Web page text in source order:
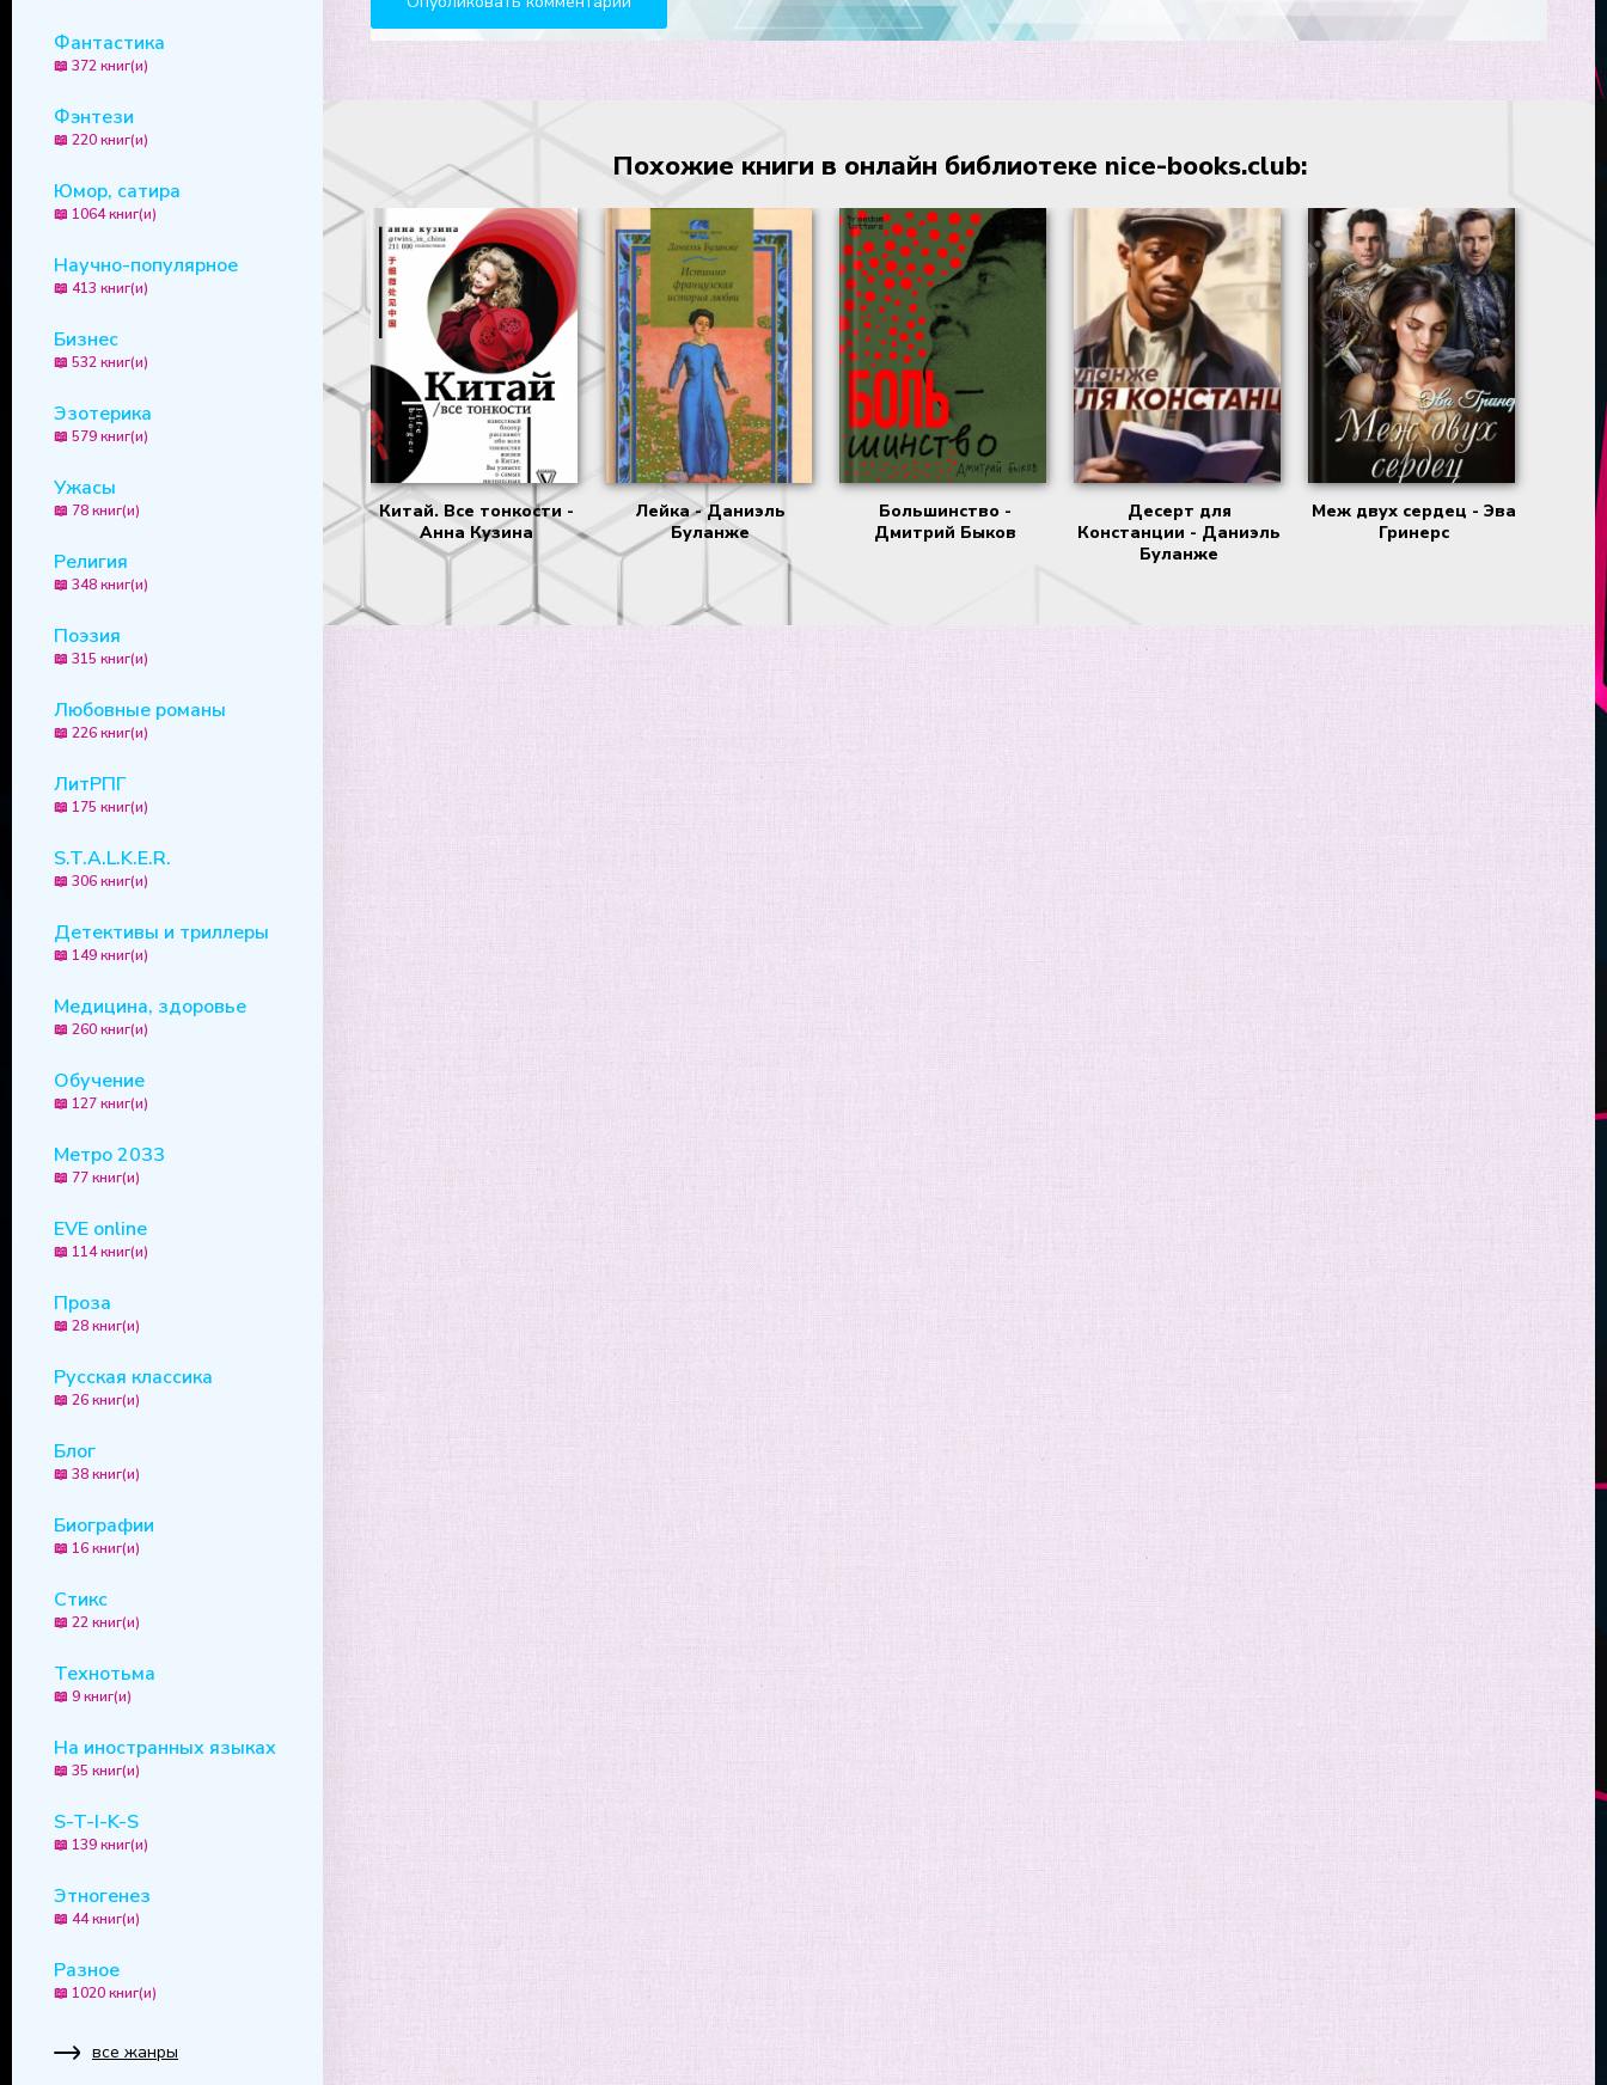
Фантастика
📖 372 книг(и)
Фэнтези
📖 220 книг(и)
Юмор, сатира
📖 1064 книг(и)
Научно-популярное
📖 413 книг(и)
Бизнес
📖 532 книг(и)
Эзотерика
📖 579 книг(и)
Ужасы
📖 78 книг(и)
Религия
📖 348 книг(и)
Поэзия
📖 315 книг(и)
Любовные романы
📖 226 книг(и)
ЛитРПГ
📖 175 книг(и)
S.T.A.L.K.E.R.
📖 306 книг(и)
Детективы и триллеры
📖 149 книг(и)
Медицина, здоровье
📖 260 книг(и)
Обучение
📖 127 книг(и)
Метро 2033
📖 77 книг(и)
EVE online
📖 114 книг(и)
Проза
📖 28 книг(и)
Русская классика
📖 26 книг(и)
Блог
📖 38 книг(и)
Биографии
📖 16 книг(и)
Стикс
📖 22 книг(и)
Технотьма
📖 9 книг(и)
На иностранных языках
📖 35 книг(и)
S-T-I-K-S
📖 139 книг(и)
Этногенез
📖 44 книг(и)
Разное
📖 1020 книг(и)
все жанры
Похожие книги в онлайн библиотеке nice-books.club:
Китай. Все тонкости -
Анна Кузина
Лейка - Даниэль
Буланже
Большинство -
Дмитрий Быков
Десерт для
Констанции - Даниэль
Буланже
Меж двух сердец - Эва
Гринерс